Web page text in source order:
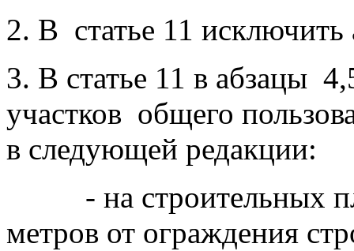
2. В статье 11
3. В статье 11 в абзацы
участков общего
в следующей редакции:
- на строительных
метров от ограждения